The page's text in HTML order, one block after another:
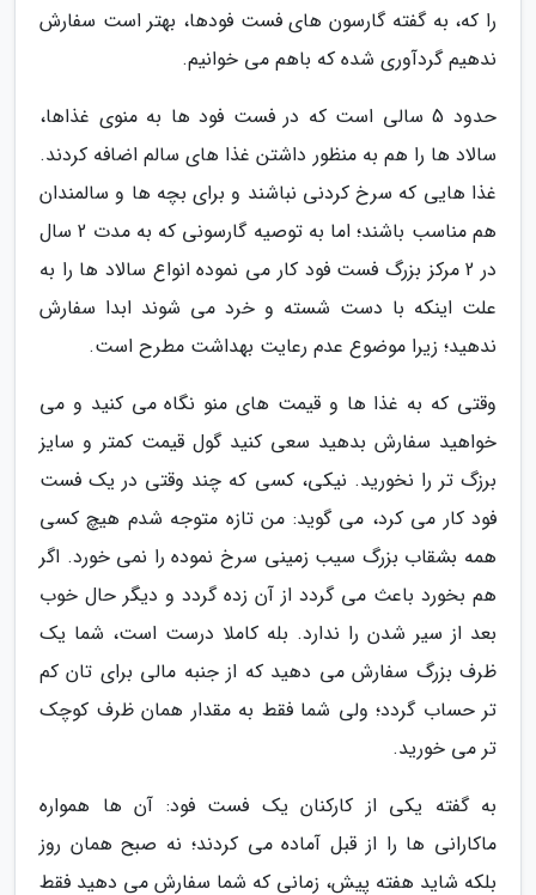
را که، به گفته گارسون های فست فودها، بهتر است سفارش
ندهیم گردآوری شده که باهم می خوانیم.
حدود 5 سالی است که در فست فود ها به منوی غذاها،
سالاد ها را هم به منظور داشتن غذا های سالم اضافه کردند.
غذا هایی که سرخ کردنی نباشند و برای بچه ها و سالمندان
هم مناسب باشند؛ اما به توصیه گارسونی که به مدت 2 سال
در 2 مرکز بزرگ فست فود کار می نموده انواع سالاد ها را به
علت اینکه با دست شسته و خرد می شوند ابدا سفارش
ندهید؛ زیرا موضوع عدم رعایت بهداشت مطرح است.
وقتی که به غذا ها و قیمت های منو نگاه می کنید و می
خواهید سفارش بدهید سعی کنید گول قیمت کمتر و سایز
برزگ تر را نخورید. نیکی، کسی که چند وقتی در یک فست
فود کار می کرد، می گوید: من تازه متوجه شدم هیچ کسی
همه بشقاب بزرگ سیب زمینی سرخ نموده را نمی خورد. اگر
هم بخورد باعث می گردد از آن زده گردد و دیگر حال خوب
بعد از سیر شدن را ندارد. بله کاملا درست است، شما یک
ظرف بزرگ سفارش می دهید که از جنبه مالی برای تان کم
تر حساب گردد؛ ولی شما فقط به مقدار همان ظرف کوچک
تر می خورید.
به گفته یکی از کارکنان یک فست فود: آن ها همواره
ماکارانی ها را از قبل آماده می کردند؛ نه صبح همان روز
بلکه شاید هفته پیش، زمانی که شما سفارش می دهید فقط